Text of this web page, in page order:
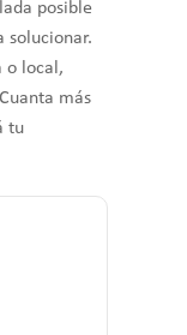
posible
solucionar.
o local,
más
tu